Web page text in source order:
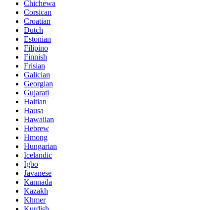
Chichewa
Corsican
Croatian
Dutch
Estonian
Filipino
Finnish
Frisian
Galician
Georgian
Gujarati
Haitian
Hausa
Hawaiian
Hebrew
Hmong
Hungarian
Icelandic
Igbo
Javanese
Kannada
Kazakh
Khmer